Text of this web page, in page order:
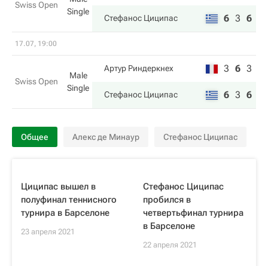
Swiss Open
Single
Стефанос Циципас 6 3 6
17.07, 19:00
Swiss Open
Male
Single
Артур Риндеркнех 3 6 3
Стефанос Циципас 6 3 6
Общее Алекс де Минаур Стефанос Циципас
Циципас вышел в
полуфинал теннисного
турнира в Барселоне
23 апреля 2021
Стефанос Циципас
пробился в
четвертьфинал турнира
в Барселоне
22 апреля 2021